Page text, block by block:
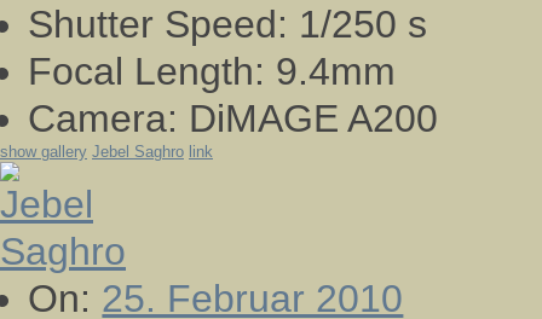
Shutter Speed: 1/250 s
Focal Length: 9.4mm
Camera: DiMAGE A200
show gallery Jebel Saghro link
On: 25. Februar 2010